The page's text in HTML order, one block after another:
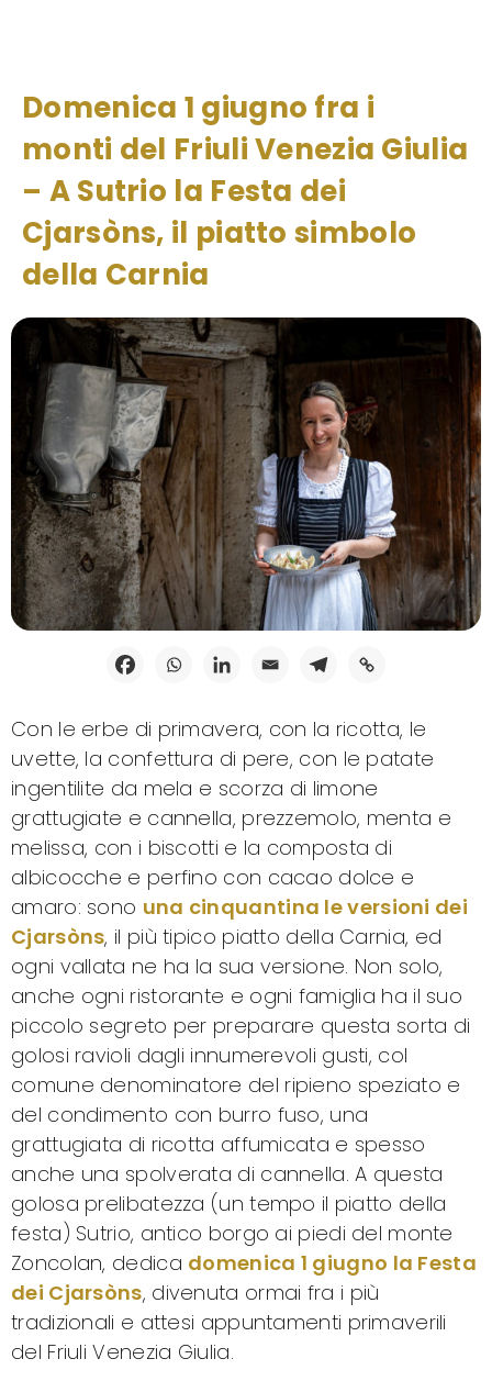
Domenica 1 giugno fra i
monti del Friuli Venezia Giulia
– A Sutrio la Festa dei
Cjarsòns, il piatto simbolo
della Carnia
Con le erbe di primavera, con la ricotta, le
uvette, la confettura di pere, con le patate
ingentilite da mela e scorza di limone
grattugiate e cannella, prezzemolo, menta e
melissa, con i biscotti e la composta di
albicocche e perfino con cacao dolce e
amaro: sono una cinquantina le versioni dei
Cjarsòns, il più tipico piatto della Carnia, ed
ogni vallata ne ha la sua versione. Non solo,
anche ogni ristorante e ogni famiglia ha il suo
piccolo segreto per preparare questa sorta di
golosi ravioli dagli innumerevoli gusti, col
comune denominatore del ripieno speziato e
del condimento con burro fuso, una
grattugiata di ricotta affumicata e spesso
anche una spolverata di cannella. A questa
golosa prelibatezza (un tempo il piatto della
festa) Sutrio, antico borgo ai piedi del monte
Zoncolan, dedica domenica 1 giugno la Festa
dei Cjarsòns, divenuta ormai fra i più
tradizionali e attesi appuntamenti primaverili
del Friuli Venezia Giulia.